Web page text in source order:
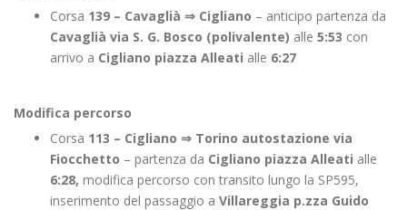
Corsa 139 – Cavaglià ⇒ Cigliano – anticipo partenza da
Cavaglià via S. G. Bosco (polivalente) alle 5:53 con
arrivo a Cigliano piazza Alleati alle 6:27
Modifica percorso
Corsa 113 – Cigliano ⇒ Torino autostazione via
Fiocchetto – partenza da Cigliano piazza Alleati alle
6:28, modifica percorso con transito lungo la SP595,
inserimento del passaggio a Villareggia p.zza Guido